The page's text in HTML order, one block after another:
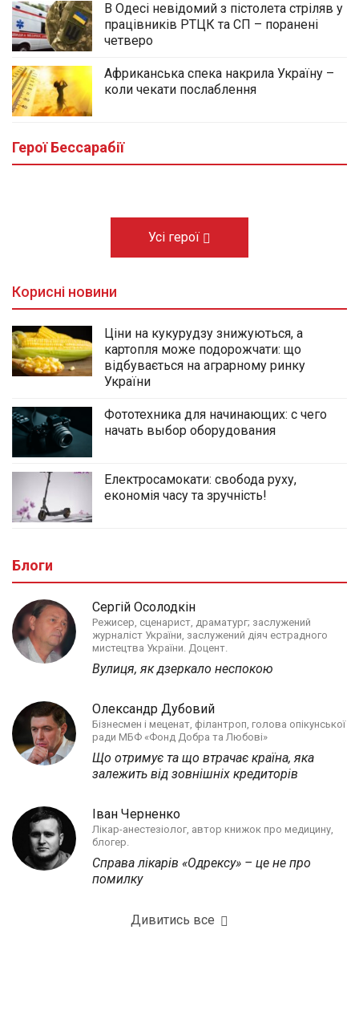
В Одесі невідомий з пістолета стріляв у
працівників РТЦК та СП – поранені
четверо
Африканська спека накрила Україну –
коли чекати послаблення
Герої Бессарабії
У центральному сквері Болграда
облаштовують Алею Слави полеглих
Героїв громади
03.08.2026
Усі герої
Корисні новини
Ціни на кукурудзу знижуються, а
картопля може подорожчати: що
відбувається на аграрному ринку
України
Фототехника для начинающих: с чего
начать выбор оборудования
Електросамокати: свобода руху,
економія часу та зручність!
Блоги
Сергій Осолодкін
Режисер, сценарист, драматург; заслужений
журналіст України, заслужений діяч естрадного
мистецтва України. Доцент.
Вулиця, як дзеркало неспокою
Олександр Дубовий
Бізнесмен і меценат, філантроп, голова опікунської
ради МБФ «Фонд Добра та Любові»
Що отримує та що втрачає країна, яка
залежить від зовнішніх кредиторів
Іван Черненко
Лікар-анестезіолог, автор книжок про медицину,
блогер.
Справа лікарів «Одрексу» – це не про
помилку
Дивитись все